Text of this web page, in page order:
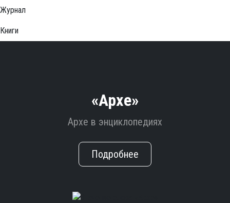
Журнал
Книги
«Архе»
Архе в энциклопедиях
Подробнее